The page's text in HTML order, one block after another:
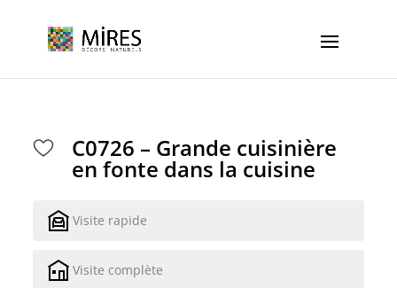
C0726 – Grande cuisinière
en fonte dans la cuisine
Visite rapide
Visite complète